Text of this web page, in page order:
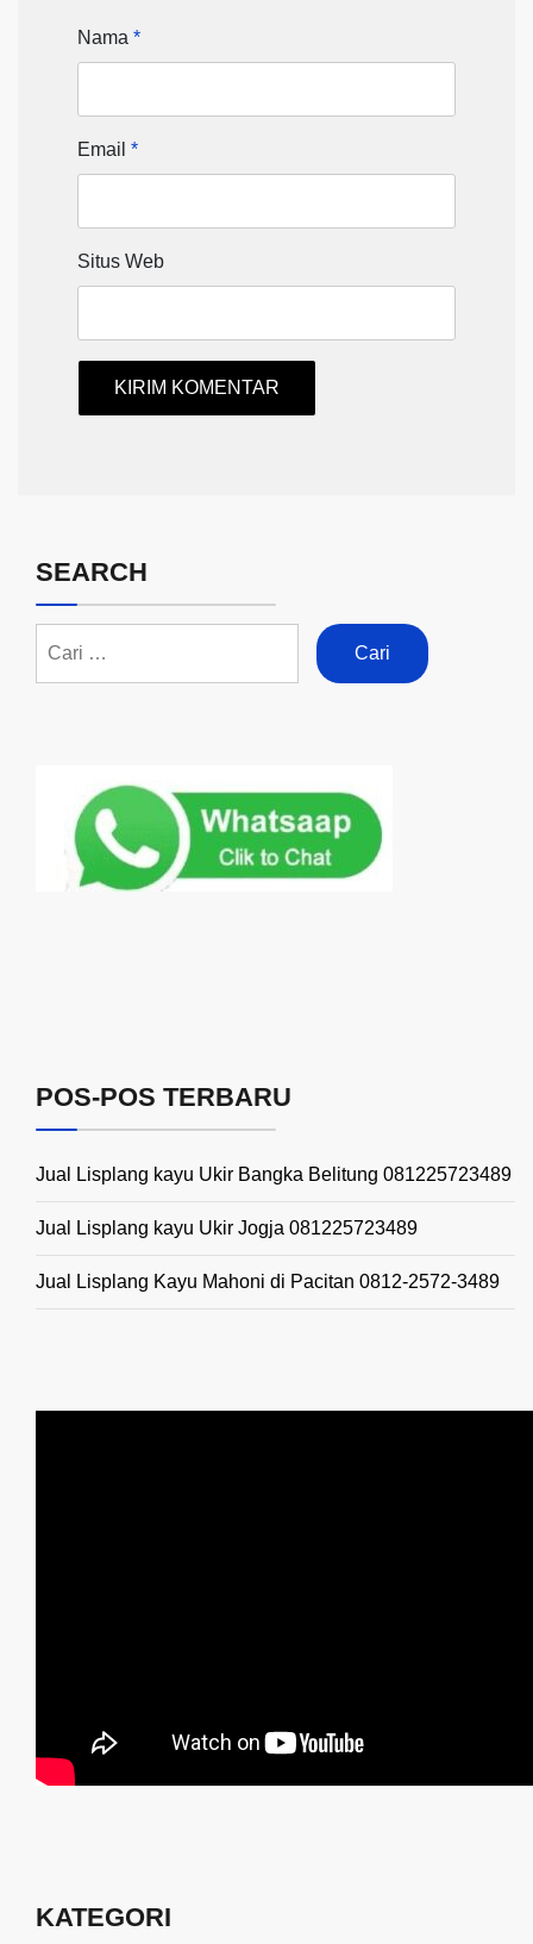
Nama *
Email *
Situs Web
SEARCH
POS-POS TERBARU
Jual Lisplang kayu Ukir Bangka Belitung 081225723489
Jual Lisplang kayu Ukir Jogja 081225723489
Jual Lisplang Kayu Mahoni di Pacitan 0812-2572-3489
KATEGORI